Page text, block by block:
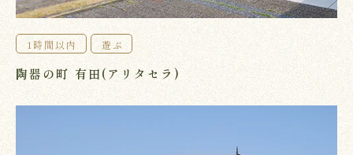
1時間以内 遊ぶ
陶器の町 有田(アリタセラ)